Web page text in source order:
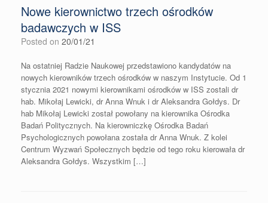
Nowe kierownictwo trzech ośrodków
badawczych w ISS
Posted on 20/01/21
Na ostatniej Radzie Naukowej przedstawiono kandydatów na
nowych kierowników trzech ośrodków w naszym Instytucie. Od 1
stycznia 2021 nowymi kierownikami ośrodków w ISS zostali dr
hab. Mikołaj Lewicki, dr Anna Wnuk i dr Aleksandra Gołdys. Dr
hab Mikołaj Lewicki został powołany na kierownika Ośrodka
Badań Politycznych. Na kierowniczkę Ośrodka Badań
Psychologicznych powołana została dr Anna Wnuk. Z kolei
Centrum Wyzwań Społecznych będzie od tego roku kierowała dr
Aleksandra Gołdys. Wszystkim […]